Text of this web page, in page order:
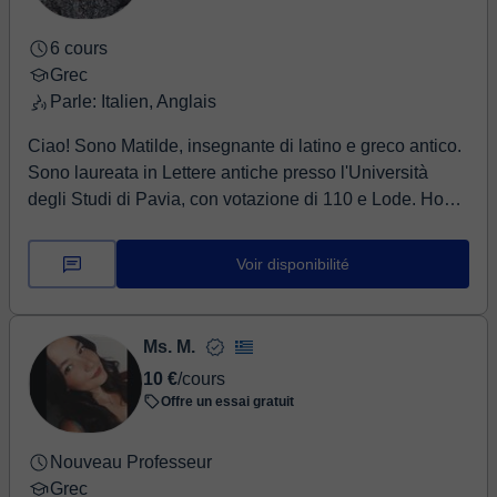
6 cours
Grec
Parle: Italien, Anglais
Ciao! Sono Matilde, insegnante di latino e greco antico.
Sono laureata in Lettere antiche presso l'Università
degli Studi di Pavia, con votazione di 110 e Lode. Ho
studenti delle scuole superiori, in presenza e online.
Trovandomi attualmente in Erasmus ad Atene al
online. Organizzo le mie lezioni in base alle necessità
degli studenti, concordando con loro in anticipo il piano
di studio, così da venire incontro alle richieste specifiche
loro e dei loro insegnanti senza perdere tempo prezioso!
Voir disponibilité
Ms. M.
10 €/cours
Offre un essai gratuit
Nouveau Professeur
Grec